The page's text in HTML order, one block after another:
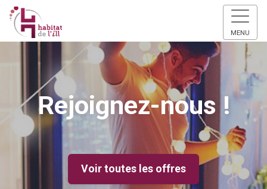
MENU
Rejoignez-nous !
Voir toutes les offres